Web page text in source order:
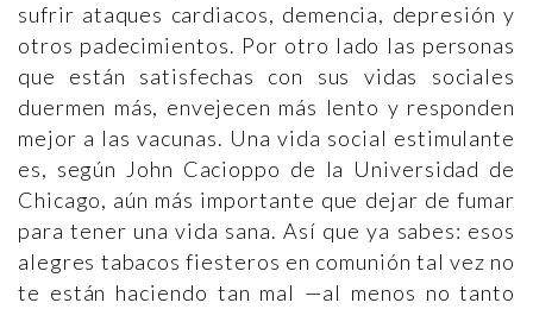
sufrir ataques cardiacos, demencia, depresión y
otros padecimientos. Por otro lado las personas
que están satisfechas con sus vidas sociales
duermen más, envejecen más lento y responden
mejor a las vacunas. Una vida social estimulante
es, según John Cacioppo de la Universidad de
Chicago, aún más importante que dejar de fumar
para tener una vida sana. Así que ya sabes: esos
alegres tabacos fiesteros en comunión tal vez no
te están haciendo tan mal —al menos no tanto